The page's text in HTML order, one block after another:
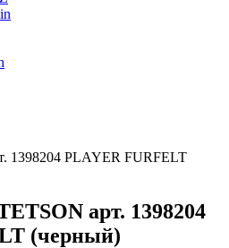
1398204 PLAYER FURFELT
арт. 1398204
(черный)